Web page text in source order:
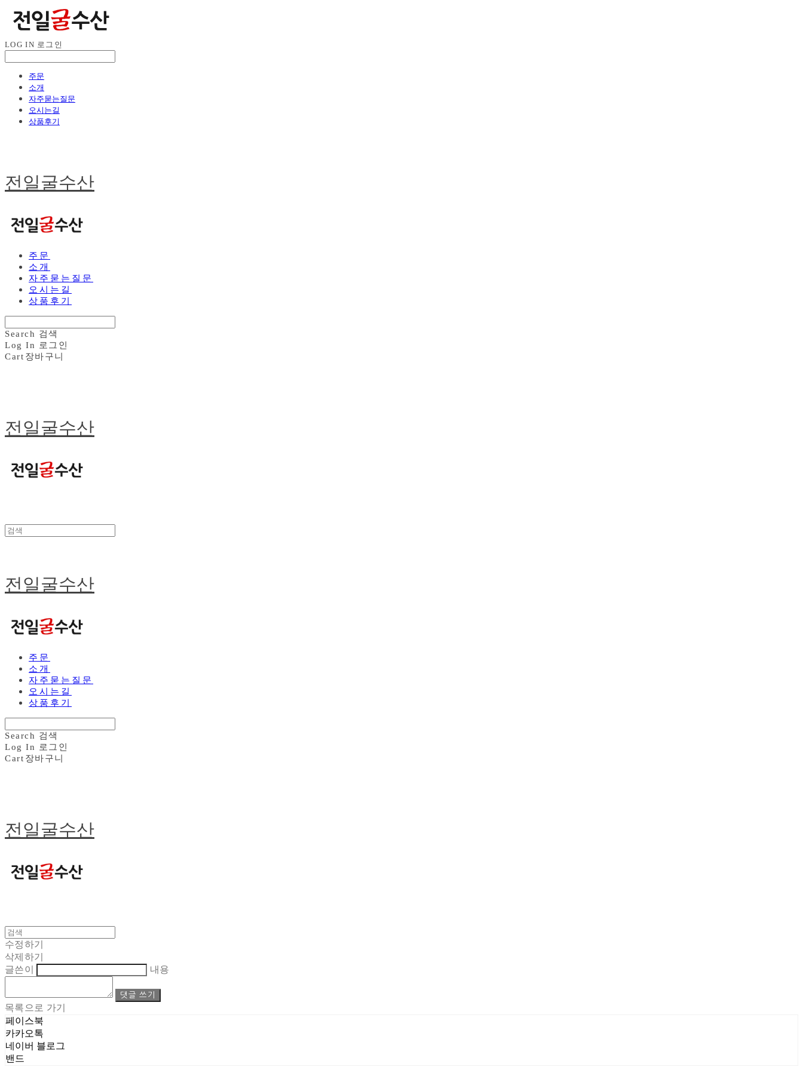
LOG IN 로그인
주문
소개
자주묻는질문
오시는길
상품후기
전일굴수산
주문
소개
자주묻는질문
오시는길
상품후기
Search 검색
Log In
로그인
Cart 장바구니
전일굴수산
전일굴수산
주문
소개
자주묻는질문
오시는길
상품후기
Search 검색
Log In
로그인
Cart 장바구니
전일굴수산
수정하기
삭제하기
글쓴이
내용
댓글 쓰기
목록으로 가기
페이스북
카카오톡
네이버 블로그
밴드